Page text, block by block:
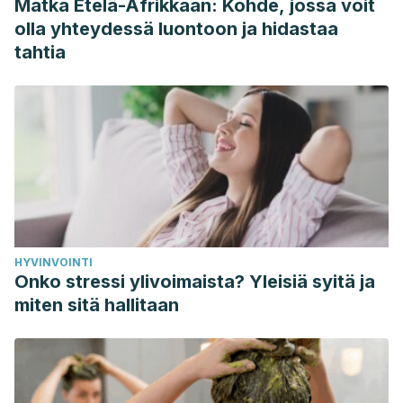
Front Biosci (Landmark Ed). 2018 Jun 1;23:2255-2266. PMID:
29772560.
Matka Etelä-Afrikkaan: Kohde, jossa voit
olla yhteydessä luontoon ja hidastaa
tahtia
HYVINVOINTI
Onko stressi ylivoimaista? Yleisiä syitä ja
miten sitä hallitaan